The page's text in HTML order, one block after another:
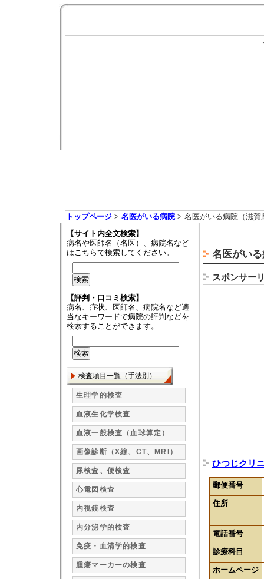
トップページ > 名医がいる病院 > 名医がいる病院（滋賀
名医がい
スポンサー
ひつじクリ
郵便番号
住所
電話番号
診療科目
ホームページ
【サイト内全文検索】
病名や医師名（名医）、病院名など
はこちらで検索してください。
【評判・口コミ検索】
病名、症状、医師名、病院名など適
当なキーワードで病院の評判などを
検索することができます。
検査項目一覧（手法別）
生理学的検査
血液生化学検査
血液一般検査（血球算定）
画像診断（X線、CT、MRI）
尿検査、便検査
心電図検査
内視鏡検査
内分泌学的検査
免疫・血清学的検査
腫瘍マーカーの検査